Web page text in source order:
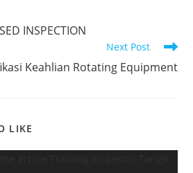
INSPECTION
Next Post
Keahlian Rotating Equipment
LIKE